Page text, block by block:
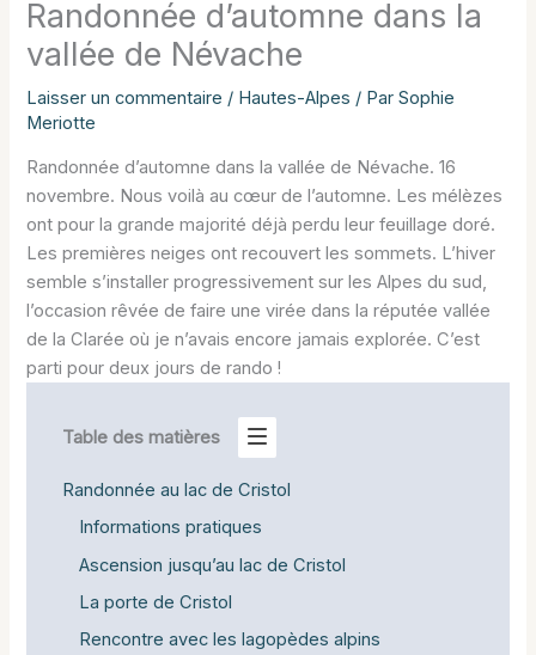
Randonnée d’automne dans la
vallée de Névache
Laisser un commentaire / Hautes-Alpes / ParSophie
Meriotte
Randonnée d’automne dans la vallée de Névache. 16
novembre. Nous voilà au cœur de l’automne. Les mélèzes
ont pour la grande majorité déjà perdu leur feuillage doré.
Les premières neiges ont recouvert les sommets. L’hiver
semble s’installer progressivement sur les Alpes du sud,
l’occasion rêvée de faire une virée dans la réputée vallée
de la Clarée où je n’avais encore jamais explorée. C’est
parti pour deux jours de rando !
Table des matières
Randonnée au lac de Cristol
Informations pratiques
Ascension jusqu’au lac de Cristol
La porte de Cristol
Rencontre avec les lagopèdes alpins